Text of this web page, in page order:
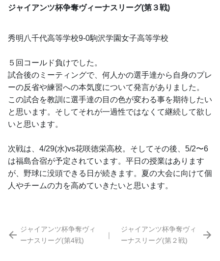
ジャイアンツ杯争奪ヴィーナスリーグ(第３戦)
秀明八千代高等学校9-0駒沢学園女子高等学校
５回コールド負けでした。
試合後のミーティングで、何人かの選手達から自身のプレ
ーの反省や練習への本気度について発言がありました。
この試合を教訓に選手達の目の色が変わる事を期待したい
と思います。そしてそれが一過性ではなくて継続して欲し
いと思います。
次戦は、4/29(水)vs花咲徳栄高校。そしてその後、5/2〜6
は福島合宿が予定されています。平日の授業はあります
が、野球に没頭できる日が続きます。夏の大会に向けて個
人やチームの力を高めていきたいと思います。
ジャイアンツ杯争奪ヴィ
ーナスリーグ(第4戦)
｜
ジャイアンツ杯争奪ヴィ
ーナスリーグ(第２戦)